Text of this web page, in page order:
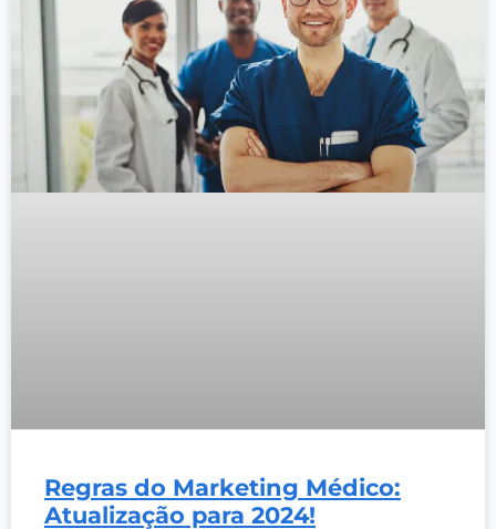
Regras do Marketing Médico:
Atualização para 2024!